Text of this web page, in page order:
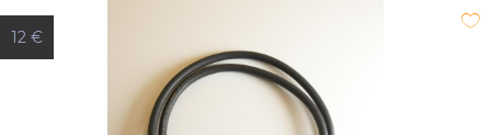
12 €